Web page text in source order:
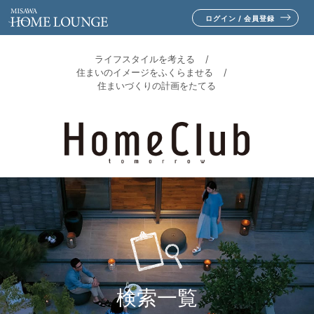
ログイン / 会員登録
ライフスタイルを考える
住まいのイメージをふくらませる
住まいづくりの計画をたてる
検索一覧